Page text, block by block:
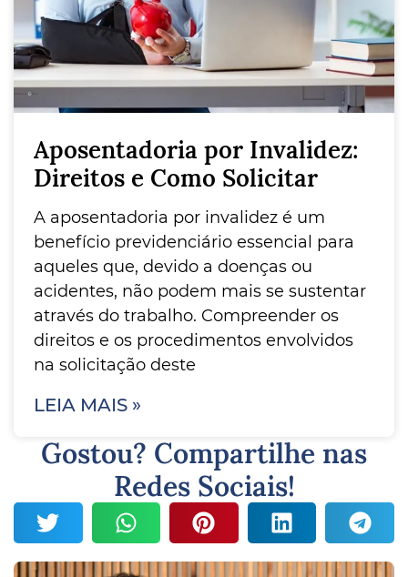
Aposentadoria por Invalidez:
Direitos e Como Solicitar
A aposentadoria por invalidez é um
benefício previdenciário essencial para
aqueles que, devido a doenças ou
acidentes, não podem mais se sustentar
através do trabalho. Compreender os
direitos e os procedimentos envolvidos
na solicitação deste
LEIA MAIS »
Gostou? Compartilhe nas
Redes Sociais!